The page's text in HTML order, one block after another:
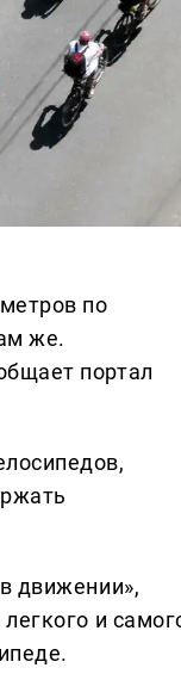
по
же.
портал
движении»,
и